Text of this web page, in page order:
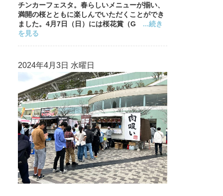
チンカーフェスタ。春らしいメニューが揃い、
満開の桜とともに楽しんでいただくことができ
ました。4月7日（日）には桜花賞（G ...続き
を見る
2024年4月3日 水曜日